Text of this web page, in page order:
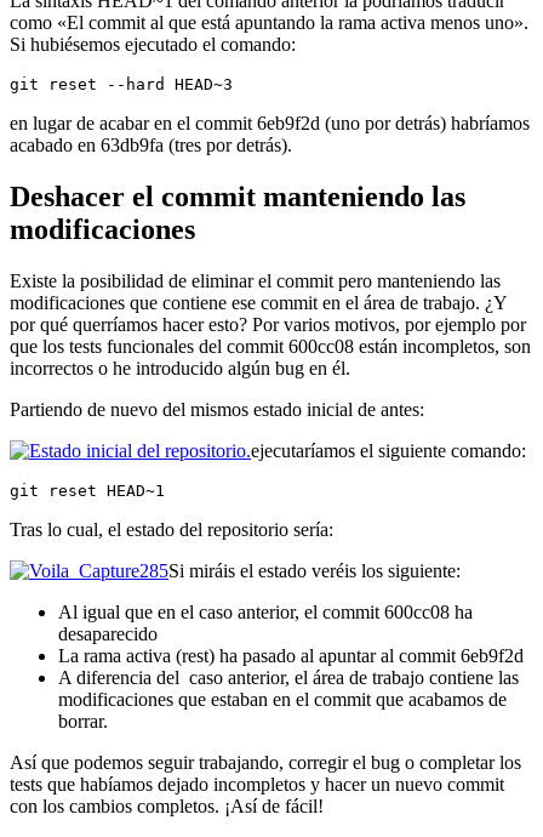
como «El commit al que está apuntando la rama activa menos uno».
Si hubiésemos ejecutado el comando:
git reset --hard HEAD~3
en lugar de acabar en el commit 6eb9f2d (uno por detrás) habríamos
acabado en 63db9fa (tres por detrás).
Deshacer el commit manteniendo las
modificaciones
Existe la posibilidad de eliminar el commit pero manteniendo las
modificaciones que contiene ese commit en el área de trabajo. ¿Y
por qué querríamos hacer esto? Por varios motivos, por ejemplo por
que los tests funcionales del commit 600cc08 están incompletos, son
incorrectos o he introducido algún bug en él.
Partiendo de nuevo del mismos estado inicial de antes:
ejecutaríamos el siguiente comando:
git reset HEAD~1
Tras lo cual, el estado del repositorio sería:
Si miráis el estado veréis los siguiente:
Al igual que en el caso anterior, el commit 600cc08 ha
desaparecido
La rama activa (rest) ha pasado al apuntar al commit 6eb9f2d
A diferencia del caso anterior, el área de trabajo contiene las
modificaciones que estaban en el commit que acabamos de
borrar.
Así que podemos seguir trabajando, corregir el bug o completar los
tests que habíamos dejado incompletos y hacer un nuevo commit
con los cambios completos. ¡Así de fácil!